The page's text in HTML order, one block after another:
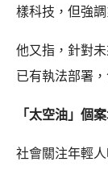
樣科技，但強
他又指，針對
已有執法部署
「太空油」個
社會關注年輕